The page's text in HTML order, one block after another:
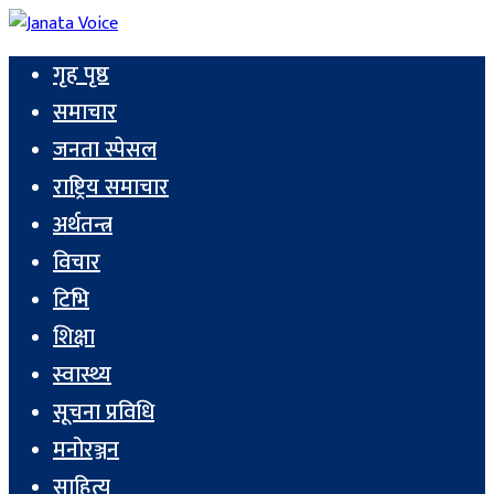
गृह पृष्ठ
समाचार
जनता स्पेसल
राष्ट्रिय समाचार
अर्थतन्त्र
विचार
टिभि
शिक्षा
स्वास्थ्य
सूचना प्रविधि
मनोरञ्जन